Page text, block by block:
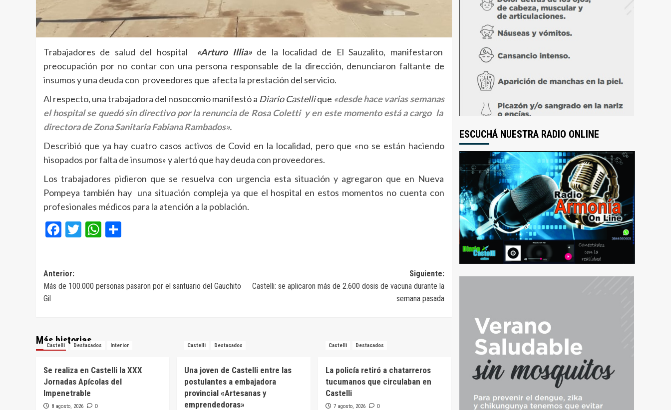
Trabajadores de salud del hospital «Arturo Illia»de la localidad de El Sauzalito, manifestaron
preocupación por no contar con una persona responsable de la dirección, denunciaron faltante de
insumos y una deuda con proveedores que afecta la prestación del servicio.
Al respecto, una trabajadora del nosocomio manifestó a Diario Castellique «desde hace varias semanas
el hospital se quedó sin directivo por la renuncia de Rosa Coletti y en este momento está a cargo la
directora de Zona Sanitaria Fabiana Rambados».
Describió que ya hay cuatro casos activos de Covid en la localidad, pero que «no se están haciendo
hisopados por falta de insumos» y alertó que hay deuda con proveedores.
Los trabajadores pidieron que se resuelva con urgencia esta situación y agregaron que en Nueva
Pompeya también hay una situación compleja ya que el hospital en estos momentos no cuenta con
profesionales médicos para la atención a la población.
Facebook
TwitterWhatsApp
Navegación
de
Anterior:
Más de 100.000 personas pasaron por el santuario del Gauchito
Gil
Siguiente:
Castelli: se aplicaron más de 2.600 dosis de vacuna durante la
semana pasada
Más historias
Castelli Destacados Interior
Se realiza en Castelli la XXX
Jornadas Apícolas del
Impenetrable
8 agosto, 2026 0
Castelli Destacados
Una joven de Castelli entre las
postulantes a embajadora
provincial «Artesanas y
emprendedoras»
Castelli Destacados
La policía retiró a chatarreros
tucumanos que circulaban en
Castelli
7 agosto, 2026 0
ESCUCHÁ NUESTRA RADIO ONLINE